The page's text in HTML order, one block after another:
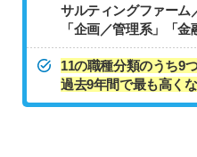
サルティングファーム
「企画／管理系」「金
11の職種分類のうち9
過去9年間で最も高く